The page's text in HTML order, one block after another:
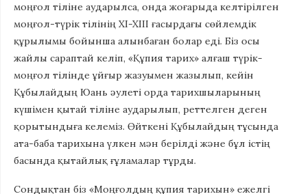
моңғол тіліне аударылса, онда жоғарыда келтірілген
моңғол-түрік тілінің XI-XIII ғасырдағы сөйлемдік
құрылымы бойынша алынбаған болар еді. Біз осы
жайлы сараптай келіп, «Құпия тарих» алғаш түрік-
моңғол тілінде ұйғыр жазуымен жазылып, кейін
Құбылайдың Юань әулеті орда тарихшыларының
күшімен қытай тіліне аударылып, реттелген деген
қорытындыға келеміз. Өйткені Құбылайдың тұсында
ата-баба тарихына үлкен мән берілді және бұл істің
басында қытайлық ғұламалар тұрды.
Сондықтан біз «Моңғолдың құпия тарихын» ежелгі